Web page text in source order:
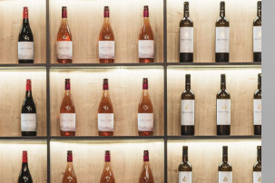
Διεύθ.: Νέα Μεσημβρία Θεσσαλονίκης
Email: info@mesimvriawines.gr
Τηλ.: +30 2310.713981